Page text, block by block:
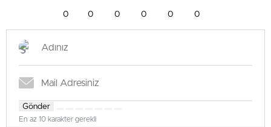
0 0 0 0 0 0
Gönder
En az 10 karakter gerekli